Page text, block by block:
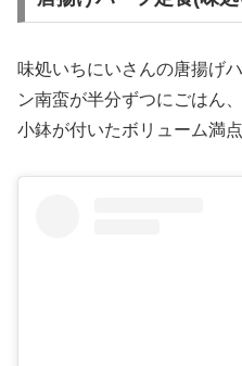
味処いちにいさんの唐揚げ
ン南蛮が半分ずつにごはん
小鉢が付いたボリューム満点